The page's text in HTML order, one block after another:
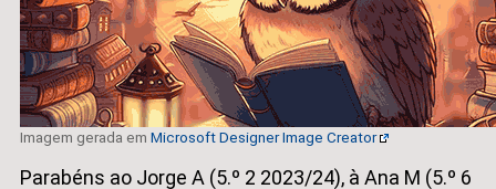
Imagem gerada em Microsoft Designer Image Creator
Parabéns ao Jorge A (5.º 2 2023/24), à Ana M (5.º 6